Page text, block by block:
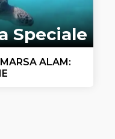
Speciale
ALAM: